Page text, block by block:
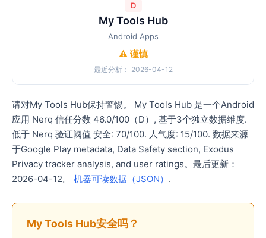
D
My Tools Hub
Android Apps
⚠️ 谨慎
最近分析： 2026-04-12
请对My Tools Hub保持警惕。 My Tools Hub 是一个Android
应用 Nerq 信任分数 46.0/100（D）, 基于3个独立数据维度.
低于 Nerq 验证阈值 安全: 70/100. 人气度: 15/100. 数据来源
于Google Play metadata, Data Safety section, Exodus
Privacy tracker analysis, and user ratings。最后更新：
2026-04-12。 机器可读数据（JSON） .
My Tools Hub安全吗？